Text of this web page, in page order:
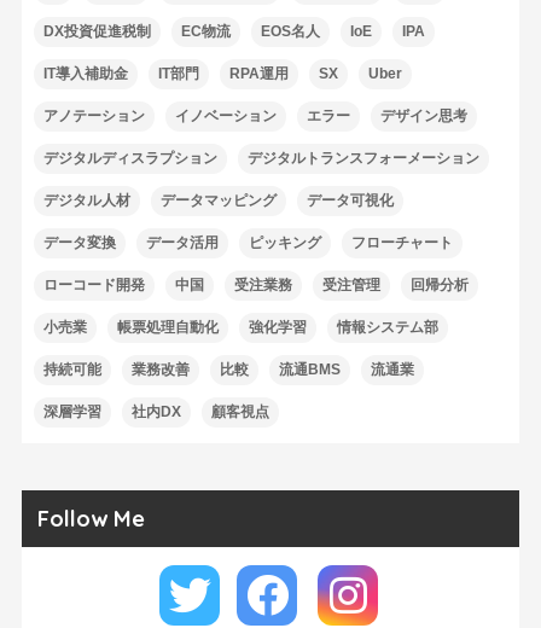
DX投資促進税制 EC物流 EOS名人 IoE IPA
IT導入補助金 IT部門 RPA運用 SX Uber
アノテーション イノベーション エラー デザイン思考
デジタルディスラプション デジタルトランスフォーメーション
デジタル人材 データマッピング データ可視化
データ変換 データ活用 ピッキング フローチャート
ローコード開発 中国 受注業務 受注管理 回帰分析
小売業 帳票処理自動化 強化学習 情報システム部
持続可能 業務改善 比較 流通BMS 流通業
深層学習 社内DX 顧客視点
Follow Me